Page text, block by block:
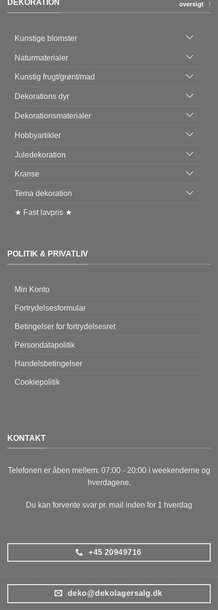
DEKORATION oversigt
Kunstige blomster
Naturmaterialer
Kunstig frugt/grønt/mad
Dekorations dyr
Dekorationsmaterialer
Hobbyartikler
Juledekoration
Kranse
Tema dekoration
★ Fast lavpris ★
POLITIK & PRIVATLIV
Min Konto
Fortrydelsesformular
Betingelser for fortrydelsesret
Persondatapolitik
Handelsbetingelser
Cookiepolitik
KONTAKT
Telefonen er åben mellem: 07:00 - 20:00 i weekenderne og
hverdagene.
Du kan forvente svar pr. mail inden for 1 hverdag
+45 20949716
deko@dekolagersalg.dk